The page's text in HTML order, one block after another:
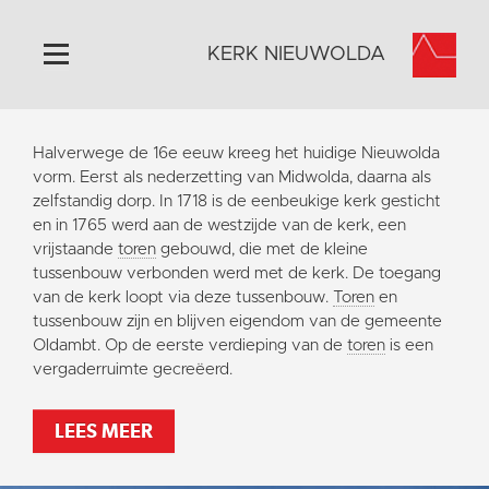
Home
Algemeen
Historie
Omgeving
Activiteiten
Steun ons
Contact
KERK NIEUWOLDA
Halverwege de 16e eeuw kreeg het huidige Nieuwolda
vorm. Eerst als nederzetting van Midwolda, daarna als
zelfstandig dorp. In 1718 is de eenbeukige kerk gesticht
en in 1765 werd aan de westzijde van de kerk, een
vrijstaande toren gebouwd, die met de kleine
tussenbouw verbonden werd met de kerk. De toegang
van de kerk loopt via deze tussenbouw.
Toren en
tussenbouw zijn en blijven eigendom van de gemeente
Oldambt. Op de eerste verdieping van de toren is een
vergaderruimte gecreëerd.
LEES MEER